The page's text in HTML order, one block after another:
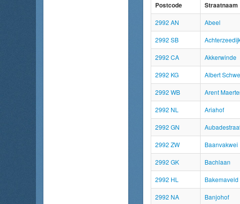
Postcode Straatnaam
2992 AN Abeel
2992 SB
2992 CA Akkerwinde
2992 KG Albert
2992 WB Arent
2992 NL Ariahof
2992 GN
2992 ZW Baanvakwei
2992 GK Bachlaan
2992 HL Bakemaveld
2992 NA Banjohof